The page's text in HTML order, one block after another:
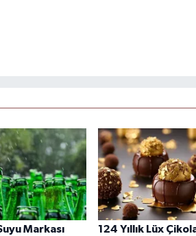
Markası
124 Yıllık Lüx